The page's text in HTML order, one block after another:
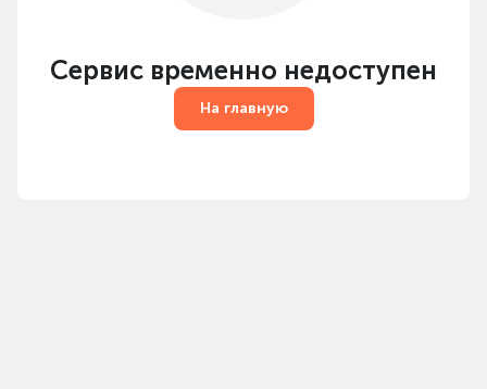
Сервис временно недоступен
На главную